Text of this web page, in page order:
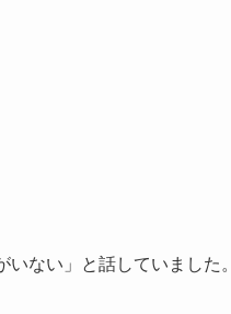
ない」と話していました。